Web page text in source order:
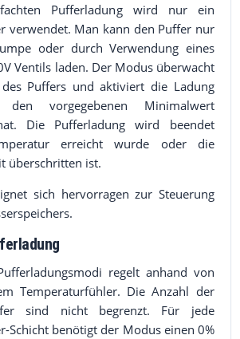
Pufferladung wird nur ein
verwendet. Man kann den Puffer nur
oder durch Verwendung eines
Ventils laden. Der Modus überwacht
Puffers und aktiviert die Ladung
vorgegebenen Minimalwert
Die Pufferladung wird beendet
erreicht wurde oder die
überschritten ist.
sich hervorragen zur Steuerung
regelt anhand von
Temperaturfühler. Die Anzahl der
sind nicht begrenzt. Für jede
Schicht benötigt der Modus einen 0%